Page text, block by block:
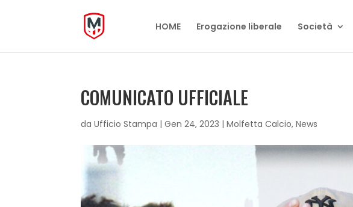
HOME Erogazione liberale Società
COMUNICATO UFFICIALE
daUfficio Stampa |Gen 24, 2023 |Molfetta Calcio,News